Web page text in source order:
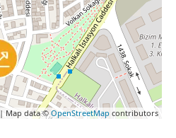
| Map data ©OpenStreetMap contributors